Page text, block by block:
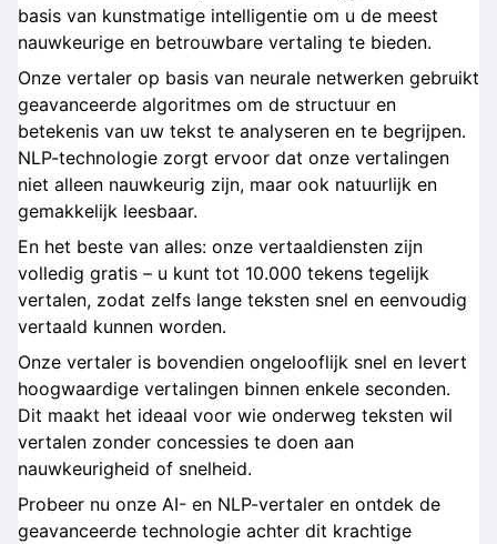
basis van kunstmatige intelligentie om u de meest
nauwkeurige en betrouwbare vertaling te bieden.
Onze vertaler op basis van neurale netwerken gebruikt
geavanceerde algoritmes om de structuur en
betekenis van uw tekst te analyseren en te begrijpen.
NLP-technologie zorgt ervoor dat onze vertalingen
niet alleen nauwkeurig zijn, maar ook natuurlijk en
gemakkelijk leesbaar.
En het beste van alles: onze vertaaldiensten zijn
volledig gratis – u kunt tot 10.000 tekens tegelijk
vertalen, zodat zelfs lange teksten snel en eenvoudig
vertaald kunnen worden.
Onze vertaler is bovendien ongelooflijk snel en levert
hoogwaardige vertalingen binnen enkele seconden.
Dit maakt het ideaal voor wie onderweg teksten wil
vertalen zonder concessies te doen aan
nauwkeurigheid of snelheid.
Probeer nu onze AI- en NLP-vertaler en ontdek de
geavanceerde technologie achter dit krachtige